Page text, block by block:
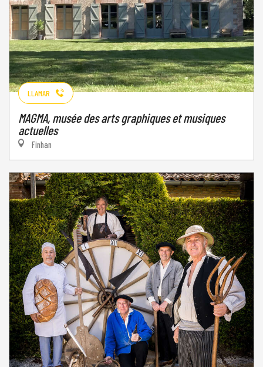
LLAMAR
MAGMA, musée des arts graphiques et musiques
actuelles
Finhan